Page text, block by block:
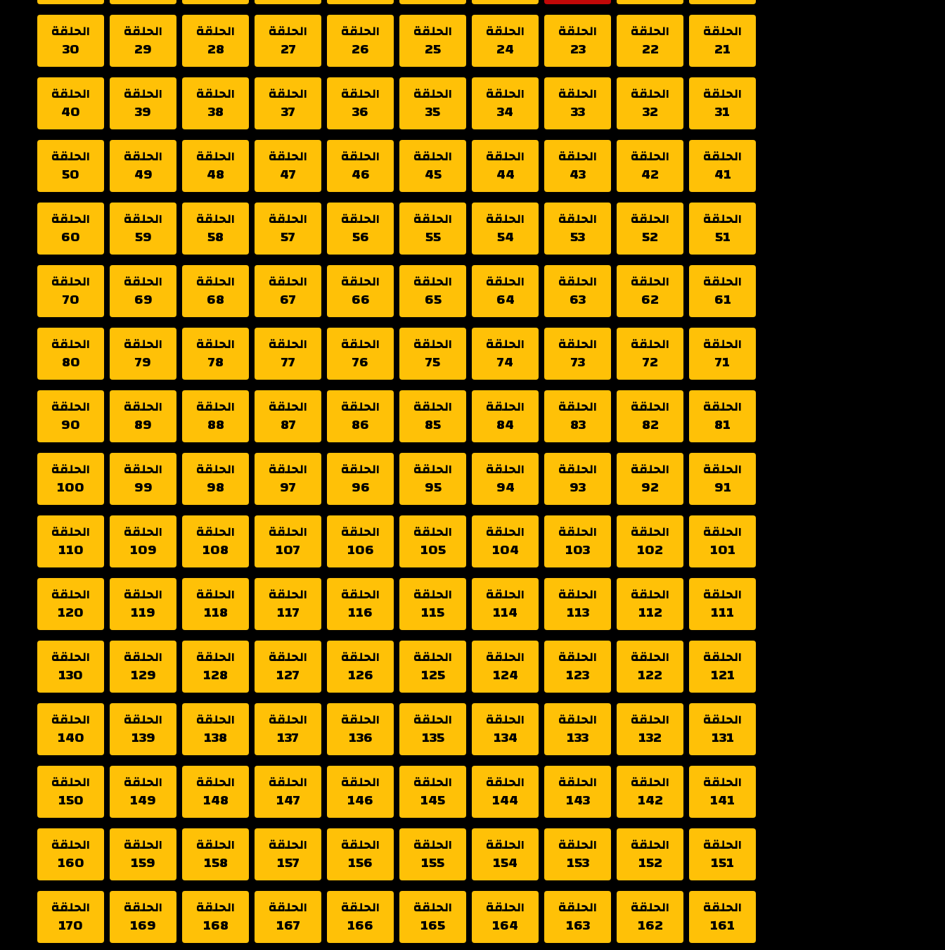
الحلقة
21
الحلقة
22
الحلقة
23
الحلقة
24
الحلقة
25
الحلقة
26
الحلقة
27
الحلقة
28
الحلقة
29
الحلقة
30
الحلقة
31
الحلقة
32
الحلقة
33
الحلقة
34
الحلقة
35
الحلقة
36
الحلقة
37
الحلقة
38
الحلقة
39
الحلقة
40
الحلقة
41
الحلقة
42
الحلقة
43
الحلقة
44
الحلقة
45
الحلقة
46
الحلقة
47
الحلقة
48
الحلقة
49
الحلقة
50
الحلقة
51
الحلقة
52
الحلقة
53
الحلقة
54
الحلقة
55
الحلقة
56
الحلقة
57
الحلقة
58
الحلقة
59
الحلقة
60
الحلقة
61
الحلقة
62
الحلقة
63
الحلقة
64
الحلقة
65
الحلقة
66
الحلقة
67
الحلقة
68
الحلقة
69
الحلقة
70
الحلقة
71
الحلقة
72
الحلقة
73
الحلقة
74
الحلقة
75
الحلقة
76
الحلقة
77
الحلقة
78
الحلقة
79
الحلقة
80
الحلقة
81
الحلقة
82
الحلقة
83
الحلقة
84
الحلقة
85
الحلقة
86
الحلقة
87
الحلقة
88
الحلقة
89
الحلقة
90
الحلقة
91
الحلقة
92
الحلقة
93
الحلقة
94
الحلقة
95
الحلقة
96
الحلقة
97
الحلقة
98
الحلقة
99
الحلقة
100
الحلقة
101
الحلقة
102
الحلقة
103
الحلقة
104
الحلقة
105
الحلقة
106
الحلقة
107
الحلقة
108
الحلقة
109
الحلقة
110
الحلقة
111
الحلقة
112
الحلقة
113
الحلقة
114
الحلقة
115
الحلقة
116
الحلقة
117
الحلقة
118
الحلقة
119
الحلقة
120
الحلقة
121
الحلقة
122
الحلقة
123
الحلقة
124
الحلقة
125
الحلقة
126
الحلقة
127
الحلقة
128
الحلقة
129
الحلقة
130
الحلقة
131
الحلقة
132
الحلقة
133
الحلقة
134
الحلقة
135
الحلقة
136
الحلقة
137
الحلقة
138
الحلقة
139
الحلقة
140
الحلقة
141
الحلقة
142
الحلقة
143
الحلقة
144
الحلقة
145
الحلقة
146
الحلقة
147
الحلقة
148
الحلقة
149
الحلقة
150
الحلقة
151
الحلقة
152
الحلقة
153
الحلقة
154
الحلقة
155
الحلقة
156
الحلقة
157
الحلقة
158
الحلقة
159
الحلقة
160
الحلقة
161
الحلقة
162
الحلقة
163
الحلقة
164
الحلقة
165
الحلقة
166
الحلقة
167
الحلقة
168
الحلقة
169
الحلقة
170